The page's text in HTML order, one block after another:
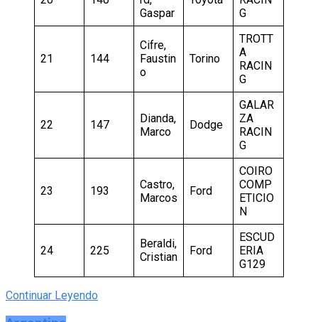
Gaspar
G
21 144
Cifre,
Faustin
o
Torino
TROTT
A
RACIN
G
22 147
Dianda,
Marco
Dodge
GALAR
ZA
RACIN
G
23 193
Castro,
Marcos
Ford
COIRO
COMP
ETICIO
N
24 225
Beraldi,
Cristian
Ford
ESCUD
ERIA
G129
Continuar Leyendo